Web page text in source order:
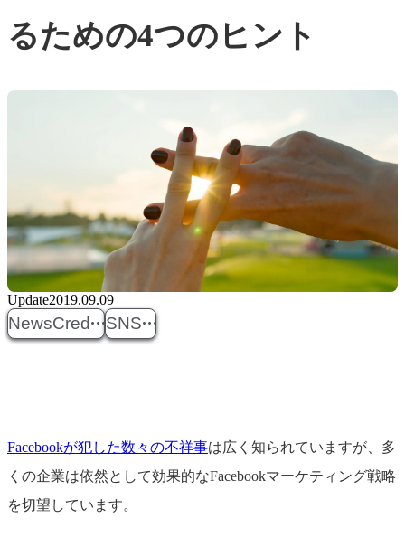
るための4つのヒント
Update2019.09.09
NewsCred SNS
Facebookが犯した数々の不祥事は広く知られていますが、多
くの企業は依然として効果的なFacebookマーケティング戦略
を切望しています。